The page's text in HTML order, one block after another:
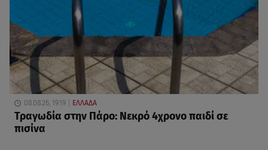
08.08.26, 19:19 ΕΛΛΑΔΑ
Τραγωδία στην Πάρο: Νεκρό 4χρονο παιδί σε
πισίνα